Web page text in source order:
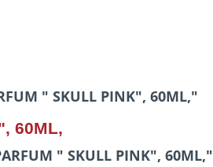
" SKULL PINK", 60ML,"
60ML,
" SKULL PINK", 60ML,"